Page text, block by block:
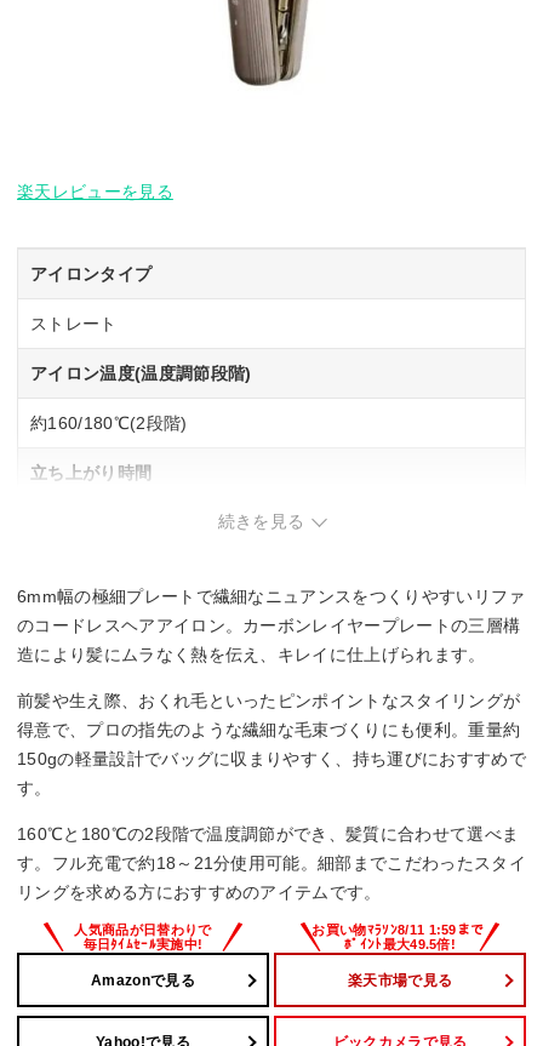
楽天レビューを見る
アイロンタイプ
ストレート
アイロン温度(温度調節段階)
約160/180℃(2段階)
立ち上がり時間
160℃：約40秒/180℃：約50秒
◯
◯
重量
続きを見る
6mm幅の極細プレートで繊細なニュアンスをつくりやすいリファ
のコードレスヘアアイロン。カーボンレイヤープレートの三層構
造により髪にムラなく熱を伝え、キレイに仕上げられます。
前髪や生え際、おくれ毛といったピンポイントなスタイリングが
得意で、プロの指先のような繊細な毛束づくりにも便利。重量約
150gの軽量設計でバッグに収まりやすく、持ち運びにおすすめで
す。
160℃と180℃の2段階で温度調節ができ、髪質に合わせて選べま
す。フル充電で約18～21分使用可能。細部までこだわったスタイ
リングを求める方におすすめのアイテムです。
Amazonで見る 楽天市場で見る